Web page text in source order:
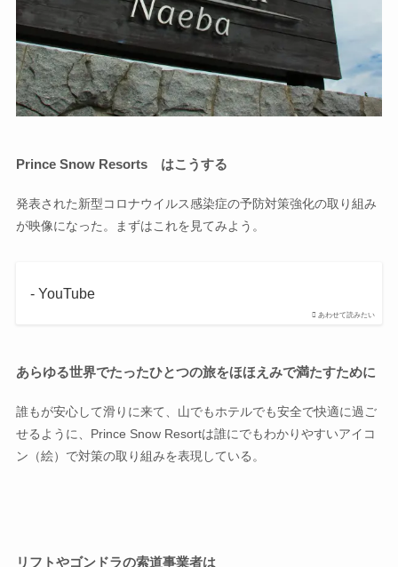
Prince Snow Resorts はこうする
発表された新型コロナウイルス感染症の予防対策強化の取り組み
が映像になった。まずはこれを見てみよう。
あわせて読みたい
- YouTube
あらゆる世界でたったひとつの旅をほほえみで満たすために
誰もが安心して滑りに来て、山でもホテルでも安全で快適に過ご
せるように、Prince Snow Resortは誰にでもわかりやすいアイコ
ン（絵）で対策の取り組みを表現している。
リフトやゴンドラの索道事業者は